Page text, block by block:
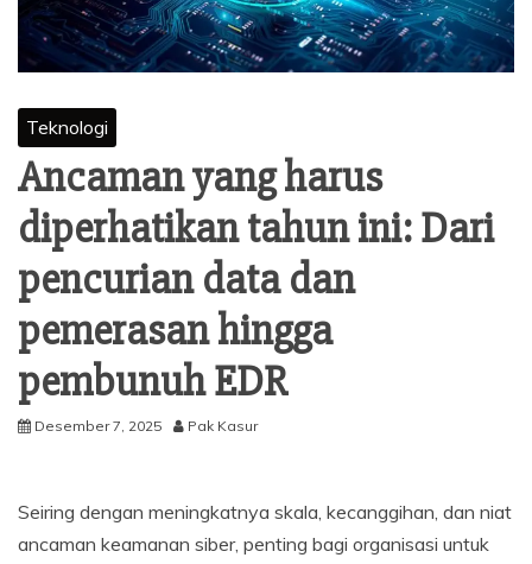
Teknologi
Ancaman yang harus
diperhatikan tahun ini: Dari
pencurian data dan
pemerasan hingga
pembunuh EDR
Desember 7, 2025 Pak Kasur
Seiring dengan meningkatnya skala, kecanggihan, dan niat
ancaman keamanan siber, penting bagi organisasi untuk